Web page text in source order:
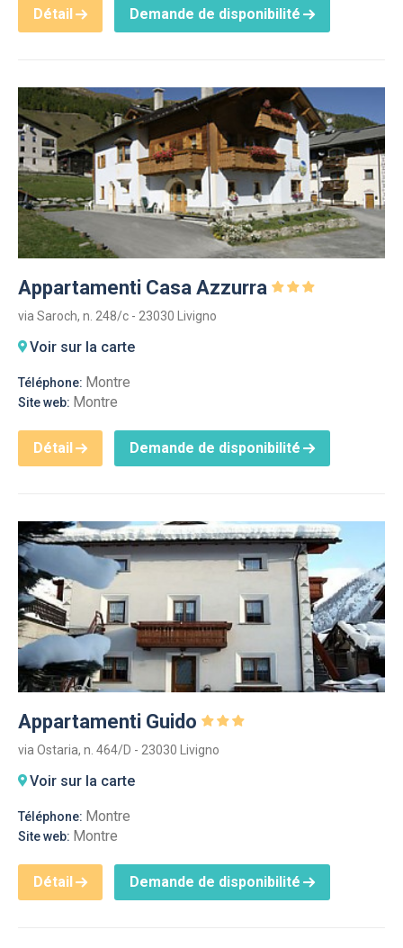
Détail Demande de disponibilité
Appartamenti Casa Azzurra
via Saroch, n. 248/c - 23030 Livigno
Voir sur la carte
Téléphone: Montre
Site web: Montre
Détail Demande de disponibilité
Appartamenti Guido
via Ostaria, n. 464/D - 23030 Livigno
Voir sur la carte
Téléphone: Montre
Site web: Montre
Détail Demande de disponibilité